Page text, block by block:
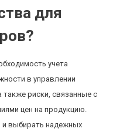
для
учета
в управлении
риски, связанные с
цен на продукцию.
выбирать надежных